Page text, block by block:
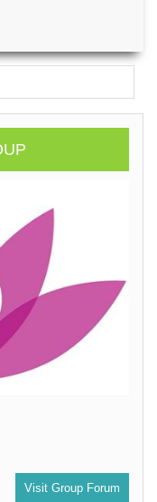
Visit Group Forum